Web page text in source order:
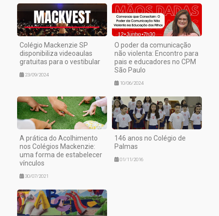
Colégio Mackenzie SP
disponibiliza videoaulas
gratuitas para o vestibular
23/09/2024
O poder da comunicação
não violenta: Encontro para
pais e educadores no CPM
São Paulo
10/06/2024
A prática do Acolhimento
nos Colégios Mackenzie:
uma forma de estabelecer
vínculos
30/07/2021
146 anos no Colégio de
Palmas
01/11/2016